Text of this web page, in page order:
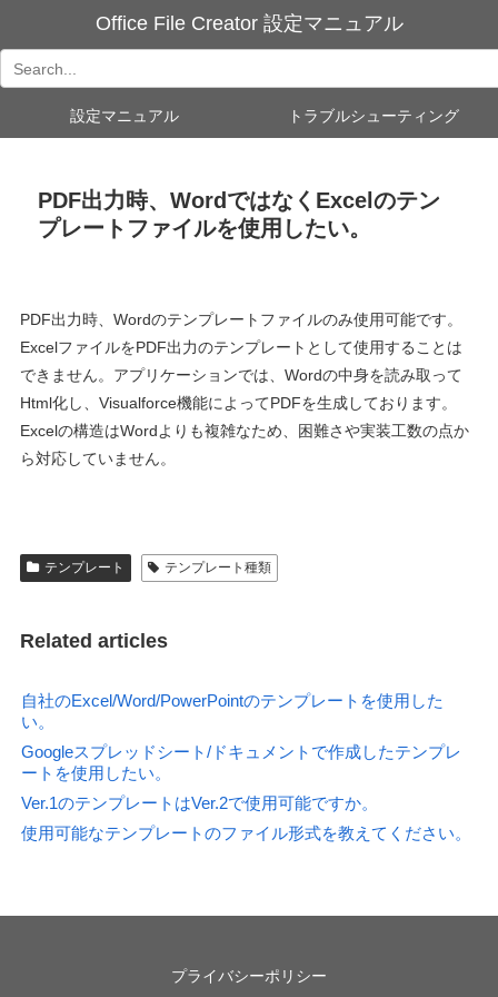
Office File Creator 設定マニュアル
設定マニュアル トラブルシューティング
PDF出力時、WordではなくExcelのテン
プレートファイルを使用したい。
PDF出力時、Wordのテンプレートファイルのみ使用可能です。
ExcelファイルをPDF出力のテンプレートとして使用することは
できません。アプリケーションでは、Wordの中身を読み取って
Html化し、Visualforce機能によってPDFを生成しております。
Excelの構造はWordよりも複雑なため、困難さや実装工数の点か
ら対応していません。
テンプレート テンプレート種類
Related articles
自社のExcel/Word/PowerPointのテンプレートを使用した
い。
Googleスプレッドシート/ドキュメントで作成したテンプレ
ートを使用したい。
Ver.1のテンプレートはVer.2で使用可能ですか。
使用可能なテンプレートのファイル形式を教えてください。
プライバシーポリシー